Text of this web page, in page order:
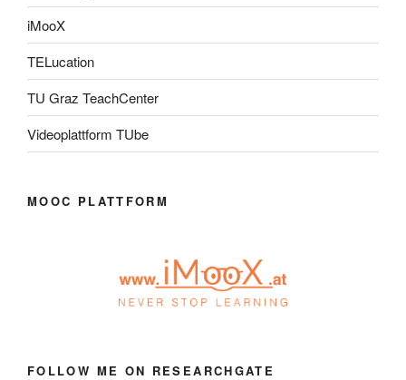
iMooX
TELucation
TU Graz TeachCenter
Videoplattform TUbe
MOOC PLATTFORM
FOLLOW ME ON RESEARCHGATE